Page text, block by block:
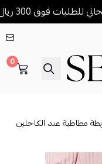
فوق 300 ريال
0
مطاطية عند الكاحلين